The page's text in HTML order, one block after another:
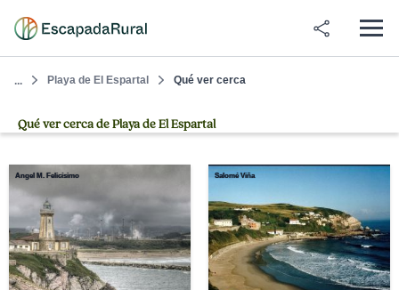
... Playa de El Espartal Qué ver cerca
Qué ver cerca de Playa de El Espartal
Ángel M. Felicísimo Salomé Viña